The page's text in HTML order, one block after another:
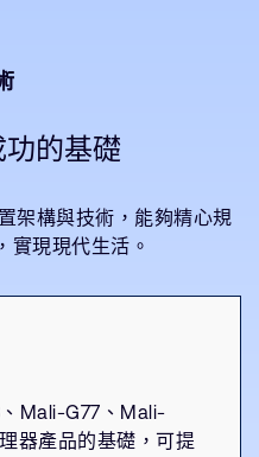
的基礎
架構與技術，能夠精心規
實現現代生活。
Mali-G77、Mali-
器產品的基礎，可提